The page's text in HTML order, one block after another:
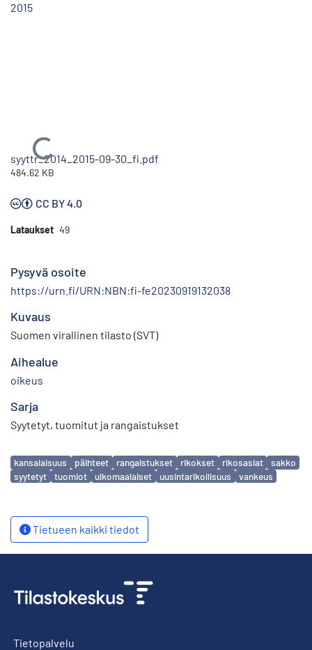
2015
Ladataan...
syyttr_2014_2015-09-30_fi.pdf
484.62 KB
CC BY 4.0
Lataukset 49
Pysyvä osoite
https://urn.fi/URN:NBN:fi-fe20230919132038
Kuvaus
Suomen virallinen tilasto (SVT)
Aihealue
oikeus
Sarja
Syytetyt, tuomitut ja rangaistukset
Avainsanat
kansalaisuus päihteet rangaistukset rikokset rikosasiat
sakko
syytetyt
tuomiot ulkomaalaiset uusintarikollisuus vankeus
Tietueen kaikki tiedot
Tietopalvelu